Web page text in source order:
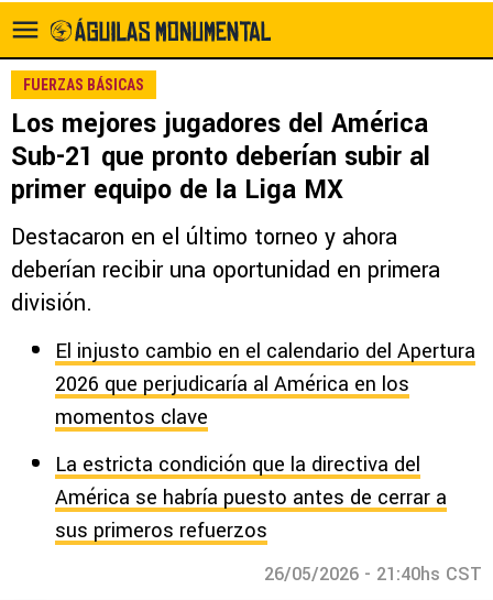
FUERZAS BÁSICAS
Los mejores jugadores del América
Sub-21 que pronto deberían subir al
primer equipo de la Liga MX
Destacaron en el último torneo y ahora
deberían recibir una oportunidad en primera
división.
El injusto cambio en el calendario del Apertura
2026 que perjudicaría al América en los
momentos clave
La estricta condición que la directiva del
América se habría puesto antes de cerrar a
sus primeros refuerzos
26/05/2026 - 21:40hs CST